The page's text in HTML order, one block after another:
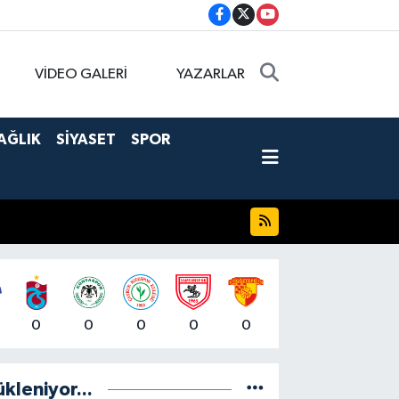
VİDEO GALERİ YAZARLAR
SİYASET SPOR
0 0 0 0 0